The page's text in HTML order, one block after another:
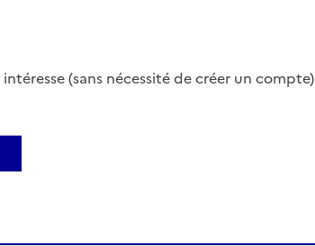
(sans nécessité de créer un compte)